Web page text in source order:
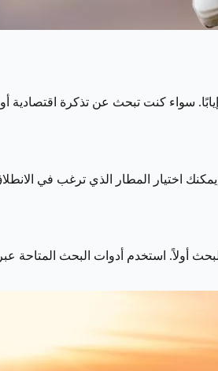
سواء كنت تبحث عن تذكرة اقتصادية أو
المطار الذي ترغب في الانطلاق
أولاً. استخدم أدوات البحث المتاحة